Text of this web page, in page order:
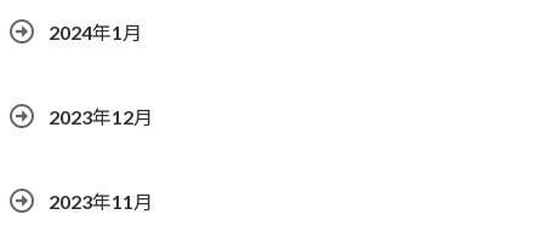
2024年1月
2023年12月
2023年11月